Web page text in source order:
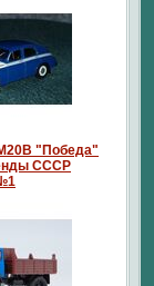
"Победа"
СССР